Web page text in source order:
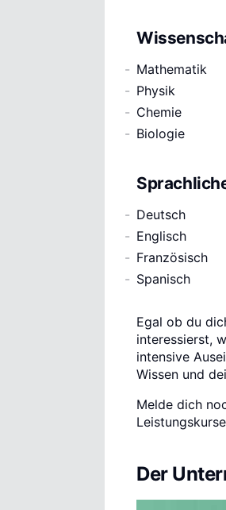
Mathematik
Physik
Chemie
Biologie
Deutsch
Englisch
Französisch
Spanisch
Egal ob du
interessierst,
intensive
Wissen und
Melde dich
Der